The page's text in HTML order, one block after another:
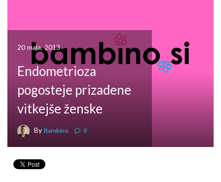
20 maja, 2013
Endometrioza
pogosteje prizadene
vitkejše ženske
By Bambino 0